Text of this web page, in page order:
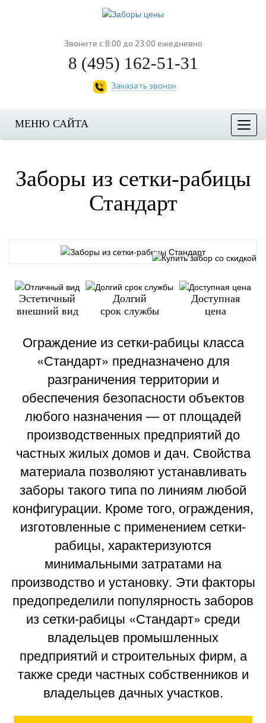
Звоните с 8:00 до 23:00 ежедневно
8 (495) 162-51-31
Заказать звонок
Меню
МЕНЮ САЙТА
Заборы из сетки-рабицы
Стандарт
Эстетичный
внешний вид
Долгий
срок службы
Доступная
цена
Ограждение из сетки-рабицы класса
«Стандарт» предназначено для
разграничения территории и
обеспечения безопасности объектов
любого назначения — от площадей
производственных предприятий до
частных жилых домов и дач. Свойства
материала позволяют устанавливать
заборы такого типа по линиям любой
конфигурации. Кроме того, ограждения,
изготовленные с применением сетки-
рабицы, характеризуются
минимальными затратами на
производство и установку. Эти факторы
предопределили популярность заборов
из сетки-рабицы «Стандарт» среди
владельцев промышленных
предприятий и строительных фирм, а
также среди частных собственников и
владельцев дачных участков.